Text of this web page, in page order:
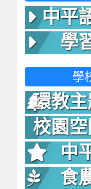
中平
學
學
環教
校園
中
食